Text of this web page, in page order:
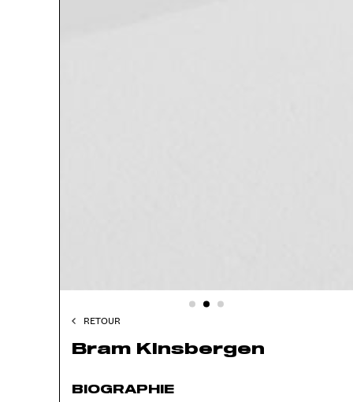
RETOUR
Bram Kinsbergen
BIOGRAPHIE